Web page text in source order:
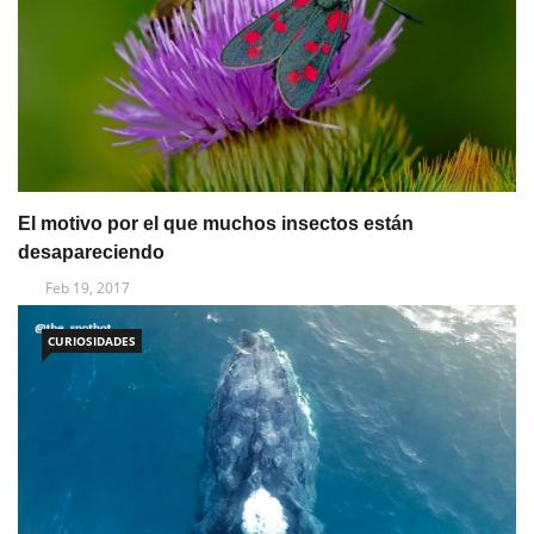
El motivo por el que muchos insectos están
desapareciendo
Feb 19, 2017
CURIOSIDADES